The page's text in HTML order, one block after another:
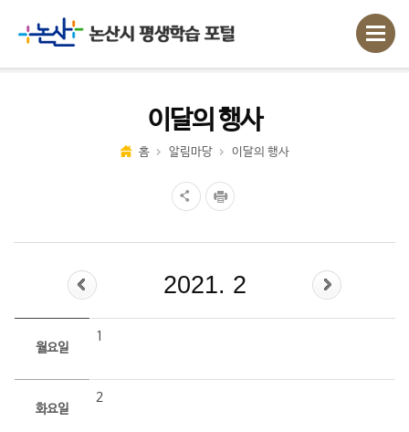
이달의 행사
홈 알림마당 이달의 행사
2021. 2
월요일
1
화요일
2